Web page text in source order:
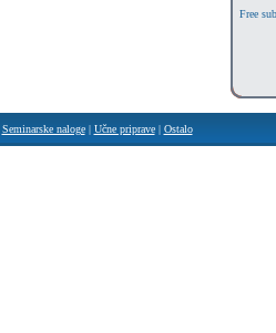
Free
Seminarske naloge| Učne priprave| Ostalo